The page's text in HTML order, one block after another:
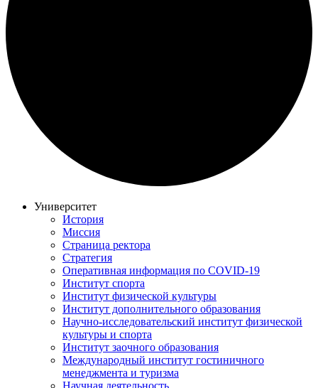
Университет
История
Миссия
Страница ректора
Стратегия
Оперативная информация по COVID-19
Институт спорта
Институт физической культуры
Институт дополнительного образования
Научно-исследовательский институт физической
культуры и спорта
Институт заочного образования
Международный институт гостиничного
менеджмента и туризма